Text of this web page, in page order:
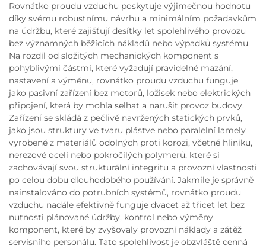
Rovnátko proudu vzduchu poskytuje výjimečnou hodnotu
díky svému robustnímu návrhu a minimálním požadavkům
na údržbu, které zajišťují desítky let spolehlivého provozu
bez významných běžících nákladů nebo výpadků systému.
Na rozdíl od složitých mechanických komponent s
pohyblivými částmi, které vyžadují pravidelné mazání,
nastavení a výměnu, rovnátko proudu vzduchu funguje
jako pasivní zařízení bez motorů, ložisek nebo elektrických
připojení, která by mohla selhat a narušit provoz budovy.
Zařízení se skládá z pečlivě navržených statických prvků,
jako jsou struktury ve tvaru plástve nebo paralelní lamely
vyrobené z materiálů odolných proti korozi, včetně hliníku,
nerezové oceli nebo pokročilých polymerů, které si
zachovávají svou strukturální integritu a provozní vlastnosti
po celou dobu dlouhodobého používání. Jakmile je správně
nainstalováno do potrubních systémů, rovnátko proudu
vzduchu nadále efektivně funguje dvacet až třicet let bez
nutnosti plánované údržby, kontrol nebo výměny
komponent, které by zvyšovaly provozní náklady a zátěž
servisního personálu. Tato spolehlivost je obzvláště cenná